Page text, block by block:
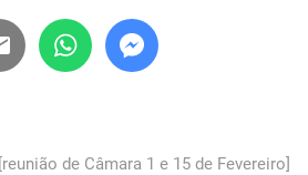
de Câmara 1 e 15 de Fevereiro]